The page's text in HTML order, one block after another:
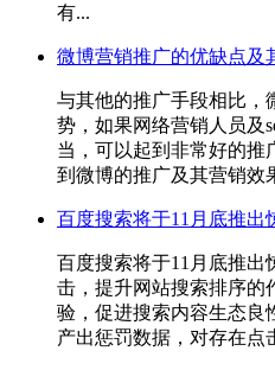
有...
微博营销推广的优缺点及
与其他的推广手段相比，
势，如果网络营销人员及
当，可以起到非常好的
到微博的推广及其营销效
百度搜索将于11月底推出
百度搜索将于11月底推出
击，提升网站搜索排序的
验，促进搜索内容生态
产出惩罚数据，对存在点